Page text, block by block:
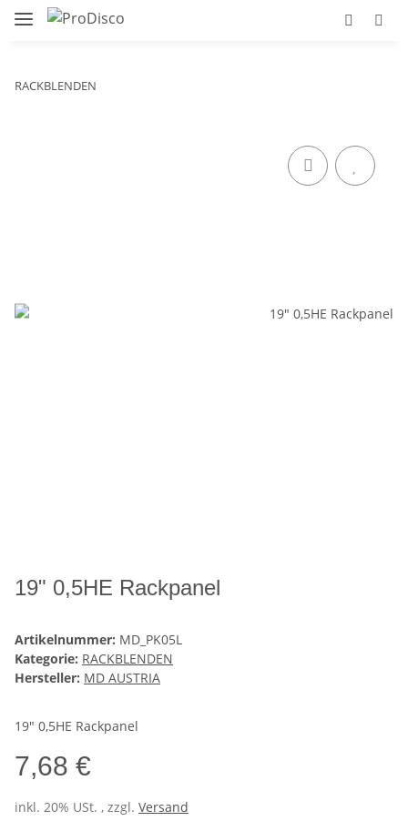
RACKBLENDEN
19" 0,5HE Rackpanel
Artikelnummer: MD_PK05L
Kategorie: RACKBLENDEN
Hersteller: MD AUSTRIA
19" 0,5HE Rackpanel
7,68 €
inkl. 20% USt. , zzgl. Versand